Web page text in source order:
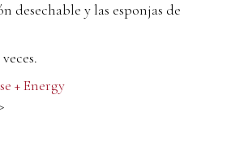
desechable y las esponjas de
+ Energy